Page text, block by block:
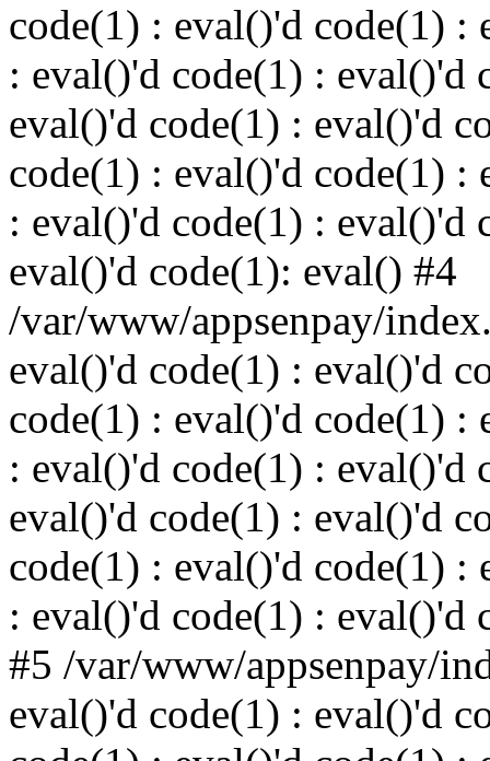
code(1) : eval()'d code(1) :
: eval()'d code(1) : eval()'d
eval()'d code(1) : eval()'d
code(1) : eval()'d code(1) :
: eval()'d code(1) : eval()'d
eval()'d code(1): eval() #4
/var/www/appsenpay/
eval()'d code(1) : eval()'d
code(1) : eval()'d code(1) :
: eval()'d code(1) : eval()'d
eval()'d code(1) : eval()'d
code(1) : eval()'d code(1) :
: eval()'d code(1) : eval()'d
#5 /var/www/appsenpay/
eval()'d code(1) : eval()'d